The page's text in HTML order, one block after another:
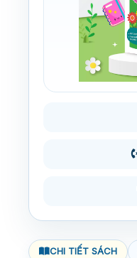
CHI TIẾT SÁCH